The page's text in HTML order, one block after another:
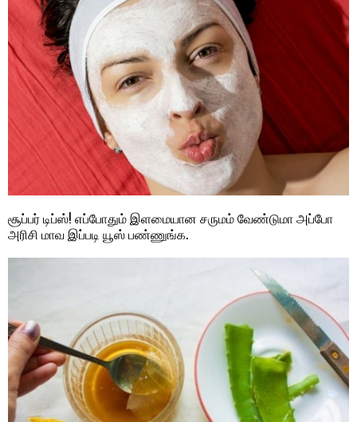
சூப்பர் டிப்ஸ்! எப்போதும் இளமையான சருமம் வேண்டுமா அப்போ
அரிசி மாவ இப்படி யூஸ் பண்ணுங்க.